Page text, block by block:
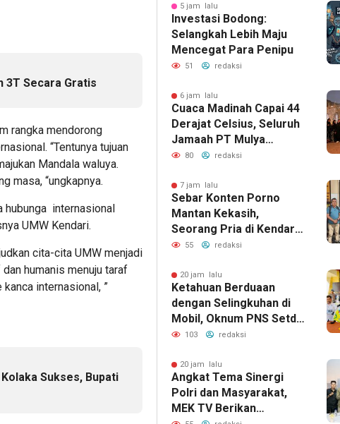
3T Secara Gratis
rangka mendorong
“Tentunya tujuan
Mandala waluya.
masa, “ungkapnya.
hubunga internasional
UMW Kendari.
cita-cita UMW menjadi
humanis menuju taraf
kanca internasional, ”
Sukses, Bupati
5 jam lalu
Investasi Bodong:
Selangkah Lebih Maju
Mencegat Para Penipu
51 redaksi
6 jam lalu
Cuaca Madinah Capai 44
Derajat Celsius, Seluruh
Jamaah PT Mulya
Mandiri Travel Kendari
Pendampingan Intensif
80 redaksi
7 jam lalu
Sebar Konten Porno
Mantan Kekasih,
Seorang Pria di Kendari
Terancam 10 Tahun
55 redaksi
20 jam lalu
Ketahuan Berduaan
dengan Selingkuhan di
Mobil, Oknum PNS Setda
Konsel Nabrak Adik
Berat
103 redaksi
20 jam lalu
Angkat Tema Sinergi
Polri dan Masyarakat,
MEK TV Berikan